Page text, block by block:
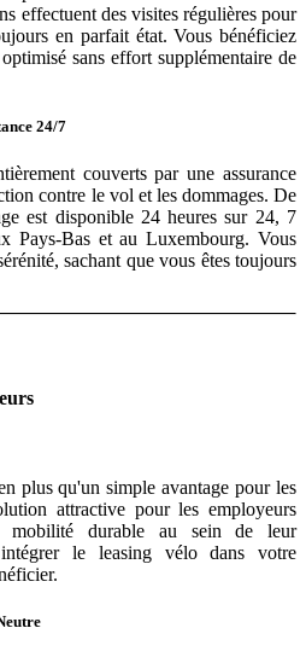
effectuent des visites régulières pour
en parfait état. Vous bénéficiez
sans effort supplémentaire de
24/7
couverts par une assurance
contre le vol et les dommages. De
est disponible 24 heures sur 24, 7
Pays-Bas et au Luxembourg. Vous
sachant que vous êtes toujours
plus qu'un simple avantage pour les
attractive pour les employeurs
mobilité durable au sein de leur
le leasing vélo dans votre